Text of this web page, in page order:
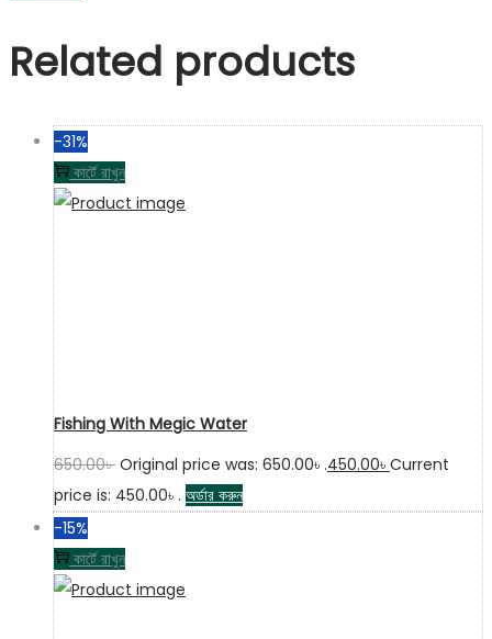
Related products
-31%
কার্টে রাখুন
Fishing With Megic Water
650.00৳ Original price was: 650.00৳ .450.00৳ Current
price is: 450.00৳ . অর্ডার করুন
-15%
কার্টে রাখুন